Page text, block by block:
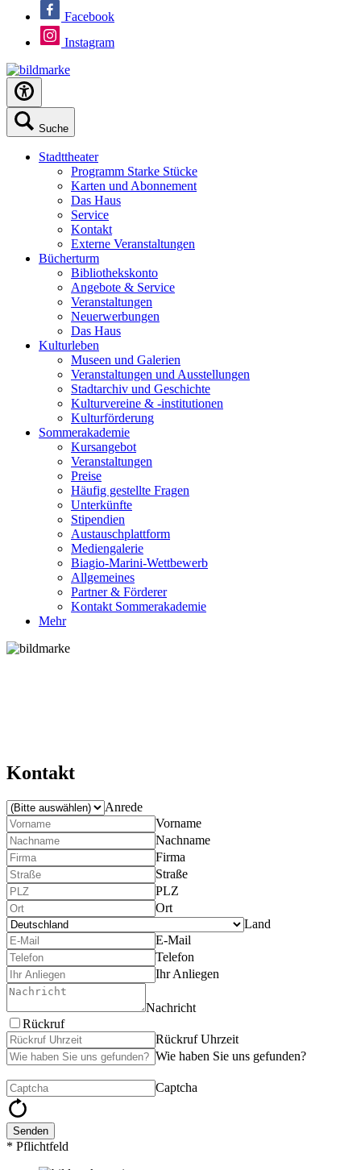
Facebook
Instagram
Suche
Stadttheater
Programm Starke Stücke
Karten und Abonnement
Das Haus
Service
Kontakt
Externe Veranstaltungen
Bücherturm
Bibliothekskonto
Angebote & Service
Veranstaltungen
Neuerwerbungen
Das Haus
Kulturleben
Museen und Galerien
Veranstaltungen und Ausstellungen
Stadtarchiv und Geschichte
Kulturvereine & -institutionen
Kulturförderung
Sommerakademie
Kursangebot
Veranstaltungen
Preise
Häufig gestellte Fragen
Unterkünfte
Stipendien
Austauschplattform
Mediengalerie
Biagio-Marini-Wettbewerb
Allgemeines
Partner & Förderer
Kontakt Sommerakademie
Mehr
Kontakt
Anrede
Vorname
Nachname
Firma
Straße
PLZ
Ort
Land
E-Mail
Telefon
Ihr Anliegen
Nachricht
Rückruf
Rückruf Uhrzeit
Wie haben Sie uns gefunden?
Captcha
Senden
* Pflichtfeld